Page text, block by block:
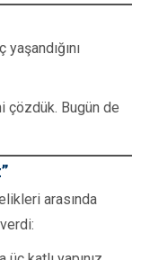
çözdük. Bugün de
arasında